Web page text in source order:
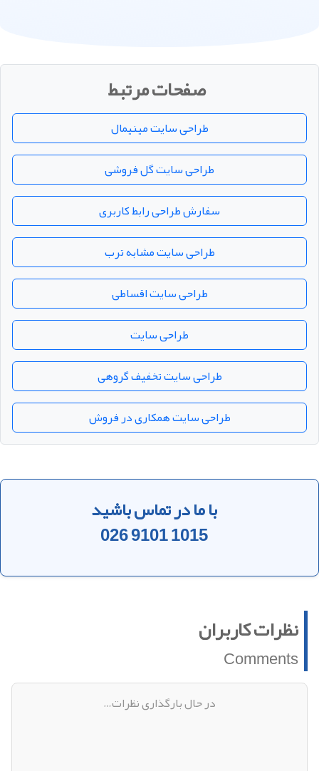
صفحات مرتبط
طراحی سایت مینیمال
طراحی سایت گل فروشی
سفارش طراحی رابط کاربری
طراحی سایت مشابه ترب
طراحی سایت اقساطی
طراحی سایت
طراحی سایت تخفیف گروهی
طراحی سایت همکاری در فروش
با ما در تماس باشید
026 9101 1015
نظرات کاربران
Comments
در حال بارگذاری نظرات…